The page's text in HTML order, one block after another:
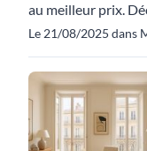
au meilleur prix.
Le 21/08/2025 dans